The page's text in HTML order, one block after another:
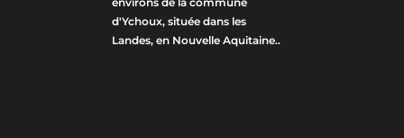
d'Ychoux, située dans les
Landes, en Nouvelle Aquitaine..